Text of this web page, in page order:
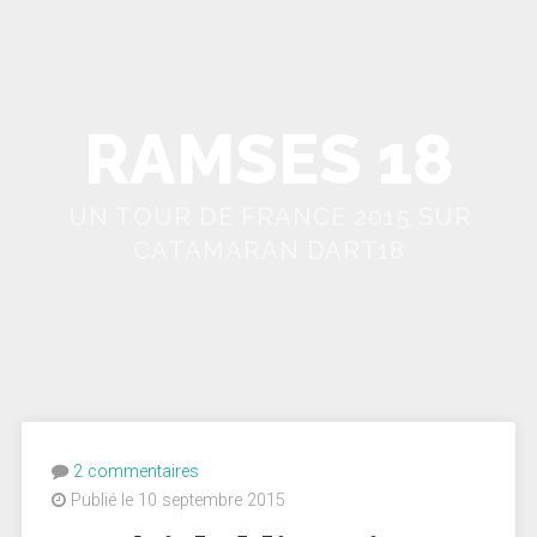
2 commentaires
Publié le 10 septembre 2015